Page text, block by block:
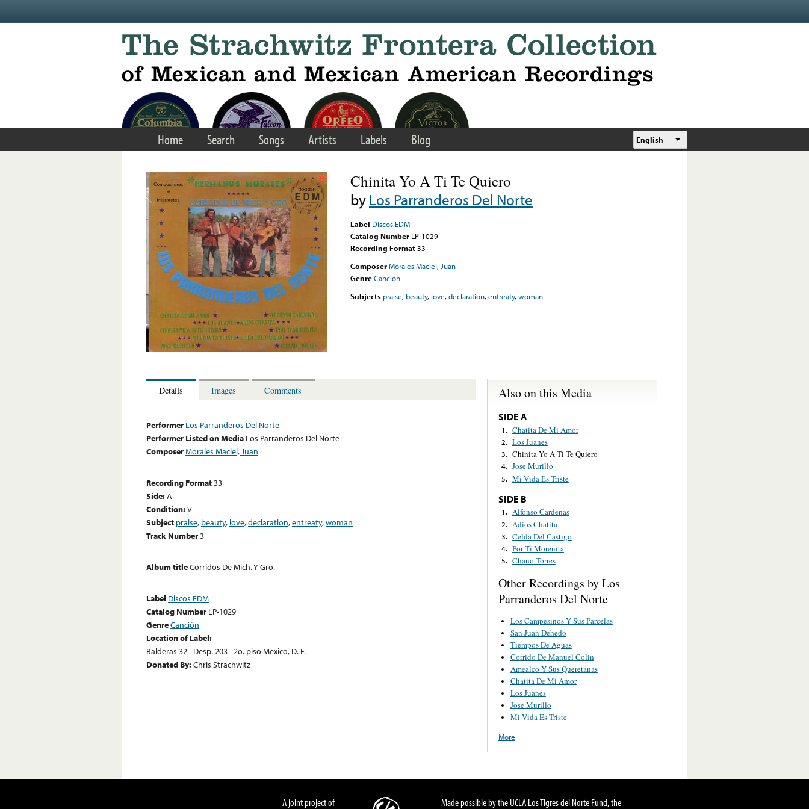
Home Search Songs Artists Labels Blog English
Chinita Yo A Ti Te Quiero
byLos Parranderos Del Norte
Label Discos EDM
Catalog Number LP-1029
Recording Format33
ComposerMorales Maciel, Juan
GenreCanción
Subjects praise, beauty, love,declaration,entreaty,woman
Details Images Comments
Performer Los Parranderos Del Norte
Performer Listed on Media Los Parranderos Del Norte
ComposerMorales Maciel, Juan
Recording Format33
Side:A
Condition:V-
Subject praise, beauty, love,declaration,entreaty,woman
Track Number3
Album titleCorridos De Mich. Y Gro.
Label Discos EDM
Catalog Number LP-1029
GenreCanción
Location of Label:
Balderas 32 - Desp. 203 - 2o. piso Mexico, D. F.
Donated By:Chris Strachwitz
Also on this Media
SIDE A
1. Chatita De Mi Amor
2. Los Juanes
3. Chinita Yo A Ti Te Quiero
4. Jose Murillo
5. Mi Vida Es Triste
SIDE B
1. Alfonso Cardenas
2. Adios Chatita
3. Celda Del Castigo
4. Por Ti Morenita
5. Chano Torres
Other Recordings by Los
Parranderos Del Norte
Los Campesinos Y Sus Parcelas
San Juan Dehedo
Tiempos De Aguas
Corrido De Manuel Colin
Amealco Y Sus Queretanas
Chatita De Mi Amor
Los Juanes
Jose Murillo
Mi Vida Es Triste
More
A joint project of Made possible by the UCLA Los Tigres del Norte Fund, the